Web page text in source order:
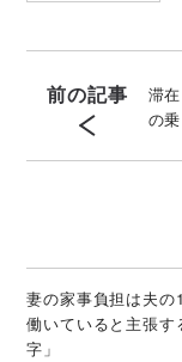
前の記事
滞
の
妻の家事負担は夫
働いていると主張
字」